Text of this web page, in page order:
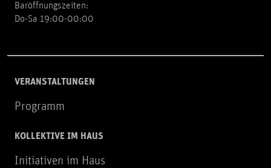
Baröffnungszeiten:
Do-Sa 19:00-00:00
VERANSTALTUNGEN
Programm
KOLLEKTIVE IM HAUS
Initiativen im Haus